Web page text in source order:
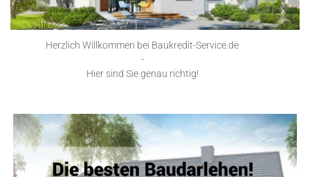
Herzlich Willkommen bei Baukredit-Service.de
-
Hier sind Sie genau richtig!